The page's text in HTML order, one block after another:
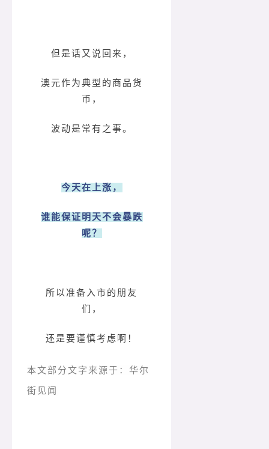
但是话又说回来，
澳元作为典型的商品货
币，
波动是常有之事。
今天在上涨，
谁能保证明天不会暴跌
呢？
所以准备入市的朋友
们，
还是要谨慎考虑啊！
本文部分文字来源于：华尔
街见闻